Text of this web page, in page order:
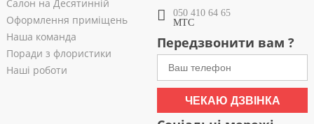
Салон на Десятинній
Оформлення приміщень
Наша команда
Поради з флористики
Наші роботи
050 410 64 65
МТС
Передзвонити вам ?
ЧЕКАЮ ДЗВІНКА